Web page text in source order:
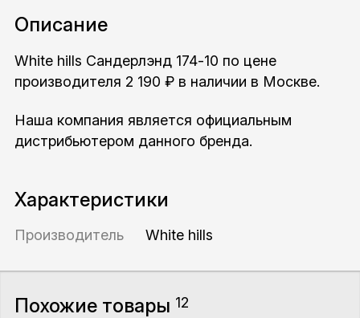
Описание
White hills Сандерлэнд 174-10 по цене
производителя 2 190 ₽ в наличии в Москве.
Наша компания является официальным
дистрибьютером данного бренда.
Характеристики
Производитель White hills
Похожие товары 12